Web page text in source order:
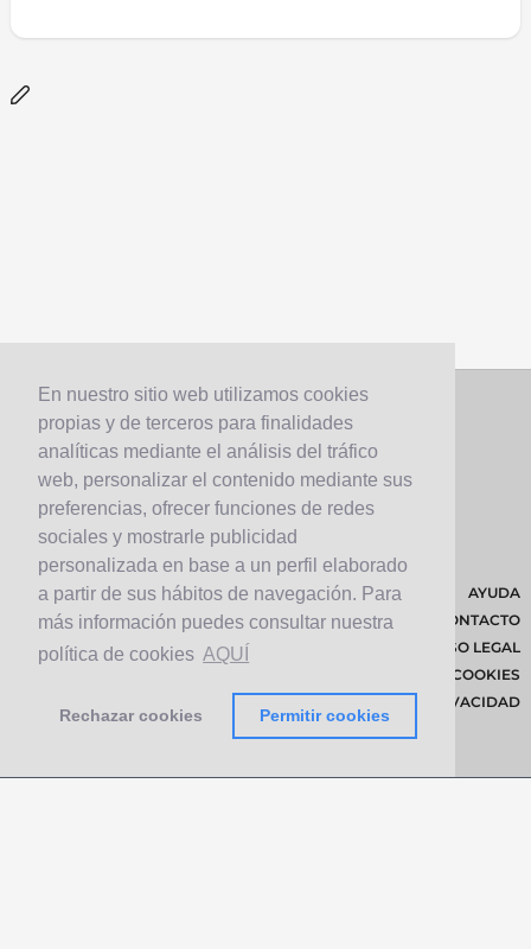
En nuestro sitio web utilizamos cookies
propias y de terceros para finalidades
analíticas mediante el análisis del tráfico
web, personalizar el contenido mediante sus
preferencias, ofrecer funciones de redes
sociales y mostrarle publicidad
personalizada en base a un perfil elaborado
a partir de sus hábitos de navegación. Para
más información puedes consultar nuestra
política de cookies AQUÍ
Rechazar cookies Permitir cookies
AYUDA
CONTACTO
AVISO LEGAL
POLÍTICA DE COOKIES
POLÍTICA DE PRIVACIDAD